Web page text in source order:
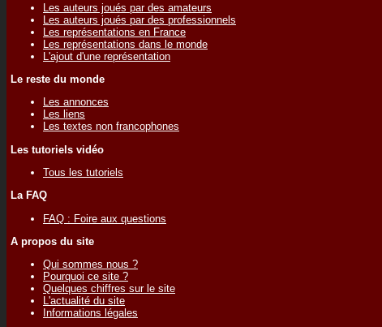
Les auteurs joués par des amateurs
Les auteurs joués par des professionnels
Les représentations en France
Les représentations dans le monde
L'ajout d'une représentation
Le reste du monde
Les annonces
Les liens
Les textes non francophones
Les tutoriels vidéo
Tous les tutoriels
La FAQ
FAQ : Foire aux questions
A propos du site
Qui sommes nous ?
Pourquoi ce site ?
Quelques chiffres sur le site
L'actualité du site
Informations légales